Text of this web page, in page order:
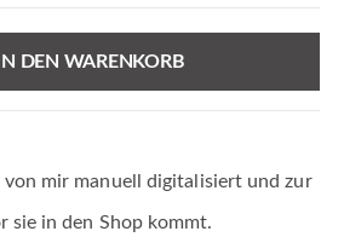
IN DEN WARENKORB
mir manuell digitalisiert und zur
sie in den Shop kommt.